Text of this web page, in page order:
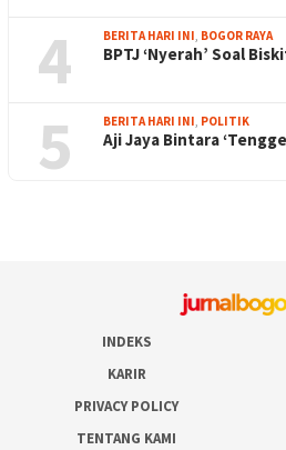
4 BERITA HARI INI, BOGOR RAYA
BPTJ ‘Nyerah’ Soal
5 BERITA HARI INI, POLITIK
Aji Jaya Bintara
INDEKS
KARIR
PRIVACY POLICY
TENTANG KAMI